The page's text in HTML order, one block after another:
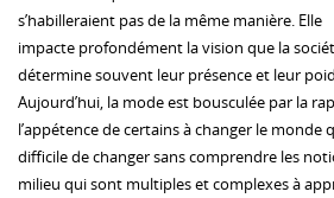
s’habilleraient pas de la même manière. Elle
impacte profondément la vision que la
détermine souvent leur présence et leur
Aujourd’hui, la mode est bousculée par la
l’appétence de certains à changer le monde
difficile de changer sans comprendre les
milieu qui sont multiples et complexes à